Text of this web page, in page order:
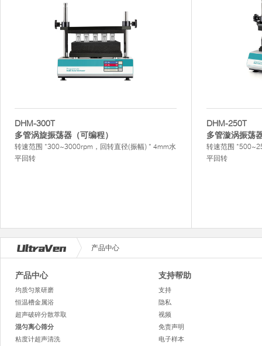
DHM-300T
多管涡旋振荡器（可编程）
转速范围 *300~3000rpm，回转直径(振幅) * 4mm水
平回转
DHM-250T
多管漩涡振荡
转速范围
平回转
产品中心
产品中心
均质匀浆研磨
恒温槽金属浴
超声破碎分散萃取
混匀离心筛分
粘度计超声清洗
支持帮助
支持
隐私
视频
免责声明
电子样本